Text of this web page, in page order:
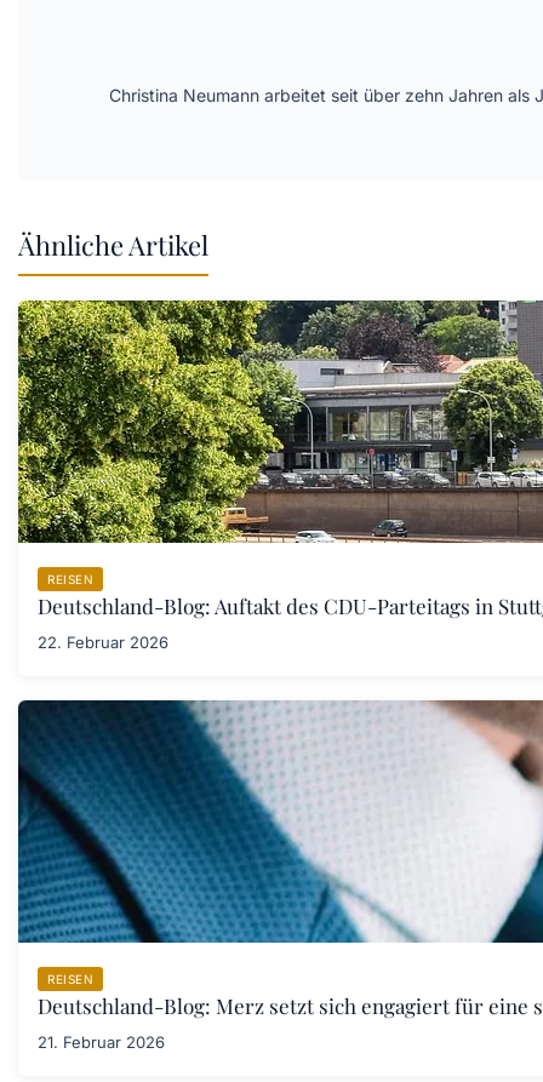
Christina Neumann arbeitet seit über zehn Jahren als
Ähnliche Artikel
REISEN
Deutschland-Blog: Auftakt des CDU-Parteitags in
22. Februar 2026
REISEN
Deutschland-Blog: Merz setzt sich engagiert für eine
21. Februar 2026